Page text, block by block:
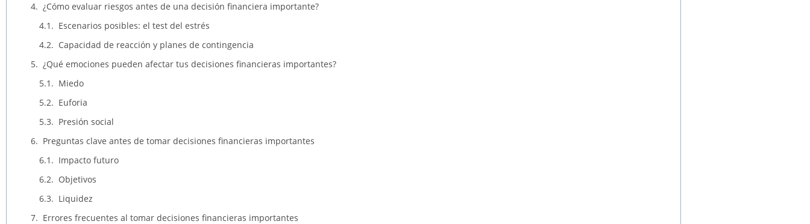
¿Cómo evaluar riesgos antes de una decisión financiera importante?
Escenarios posibles: el test del estrés
Capacidad de reacción y planes de contingencia
¿Qué emociones pueden afectar tus decisiones financieras importantes?
Miedo
Euforia
Presión social
Preguntas clave antes de tomar decisiones financieras importantes
Impacto futuro
Objetivos
Liquidez
Errores frecuentes al tomar decisiones financieras importantes